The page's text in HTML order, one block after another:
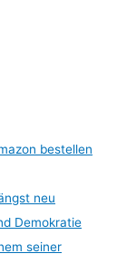
bestellen
neu
Demokratie
seiner